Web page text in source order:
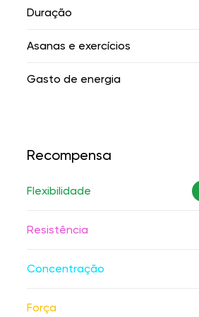
Duração
Asanas e exercícios
Gasto de energia
Recompensa
Flexibilidade
Resistência
Concentração
Força